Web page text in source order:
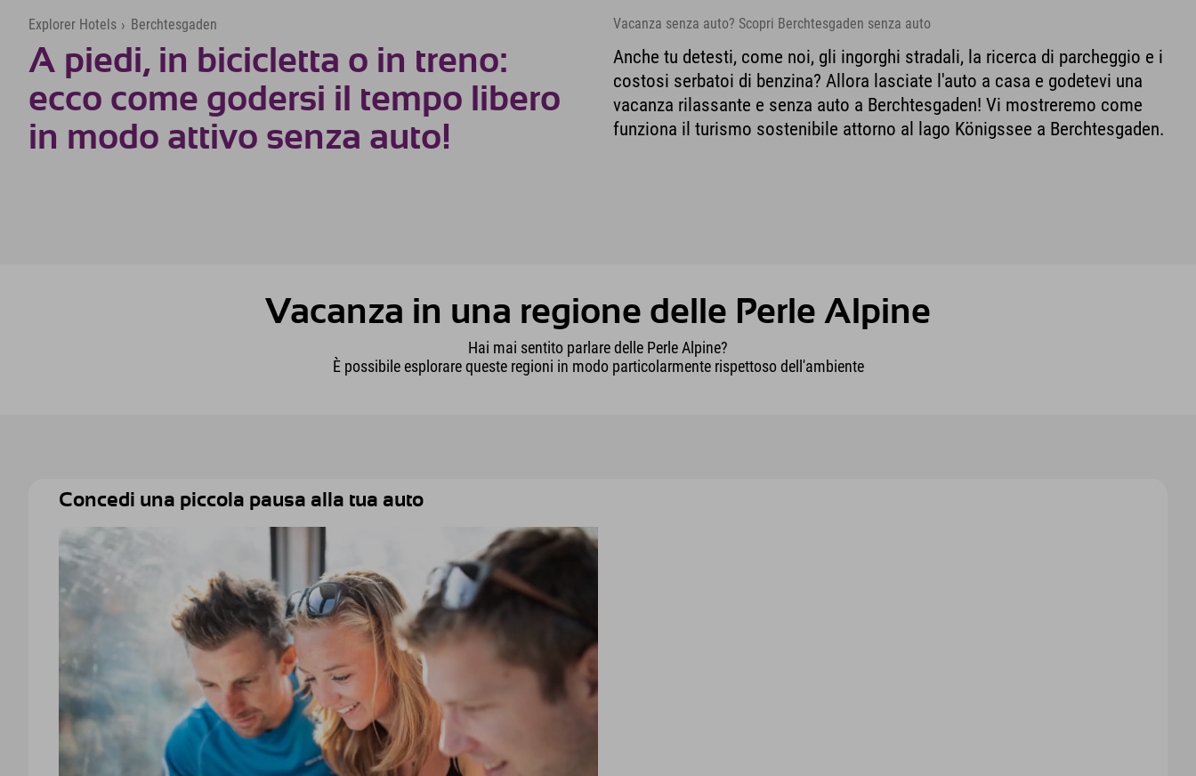
Explorer Hotels › Berchtesgaden
A piedi, in bicicletta o in treno:
ecco come godersi il tempo libero
in modo attivo senza auto!
Vacanza senza auto? Scopri Berchtesgaden senza auto
Anche tu detesti, come noi, gli ingorghi stradali, la ricerca di parcheggio e i
costosi serbatoi di benzina? Allora lasciate l'auto a casa e godetevi una
vacanza rilassante e senza auto a Berchtesgaden! Vi mostreremo come
funziona il turismo sostenibile attorno al lago Königssee a Berchtesgaden.
Vacanza in una regione delle Perle Alpine
Hai mai sentito parlare delle Perle Alpine?
È possibile esplorare queste regioni in modo particolarmente rispettoso dell'ambiente
Concedi una piccola pausa alla tua auto